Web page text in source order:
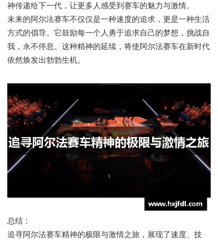
神传递给下一代，让更多人感受到赛车的魅力与激情。
未来的阿尔法赛车不仅仅是一种速度的追求，更是一种生活
方式的倡导。它鼓励每一个人勇于追求自己的梦想，挑战自
我，永不停息。这种精神的延续，将使阿尔法赛车在新时代
依然焕发出勃勃生机。
总结：
追寻阿尔法赛车精神的极限与激情之旅，展现了速度、技